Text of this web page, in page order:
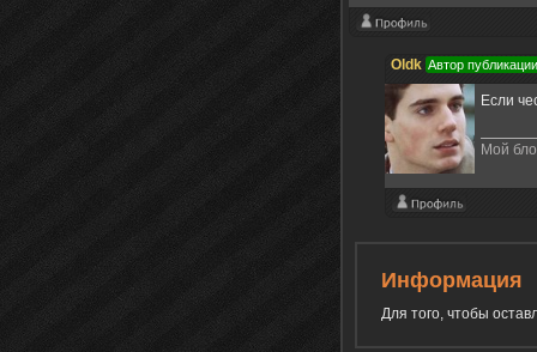
Oldk Автор публикации
Если
Мой
Информация
Для того, чтобы